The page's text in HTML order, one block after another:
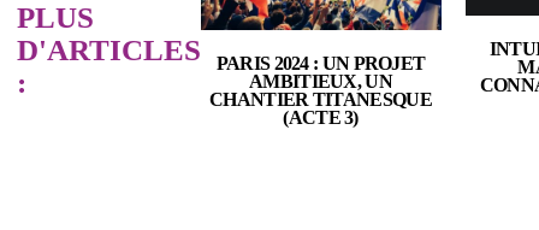
PLUS
D'ARTICLES
:
PARIS 2024 : UN PROJET
AMBITIEUX, UN
CHANTIER TITANESQUE
(ACTE 3)